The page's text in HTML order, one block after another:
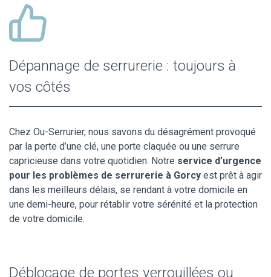
Dépannage de serrurerie : toujours à
vos côtés
Chez Ou-Serrurier, nous savons du désagrément provoqué
par la perte d’une clé, une porte claquée ou une serrure
capricieuse dans votre quotidien. Notre service d’urgence
pour les problèmes de serrurerie à Gorcy est prêt à agir
dans les meilleurs délais, se rendant à votre domicile en
une demi-heure, pour rétablir votre sérénité et la protection
de votre domicile.
Déblocage de portes verrouillées ou